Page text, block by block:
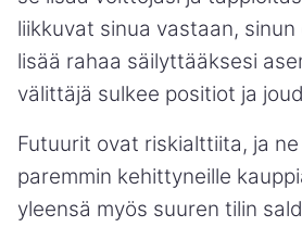
liikkuvat sinua vastaan,
lisää rahaa säilyttääksesi
välittäjä sulkee positiot ja
Futuurit ovat riskialttiita, ja
paremmin kehittyneille
yleensä myös suuren tilin